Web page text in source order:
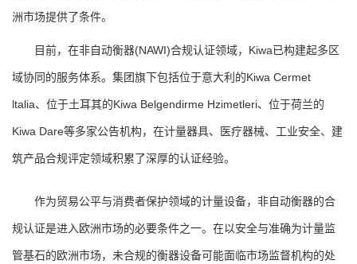
洲市场提供了条件。
目前，在非自动衡器(NAWI)合规认证领域，Kiwa已构建起多区
域协同的服务体系。集团旗下包括位于意大利的Kiwa Cermet
ltalia、位于土耳其的Kiwa Belgendirme Hzimetleri、位于荷兰的
Kiwa Dare等多家公告机构，在计量器具、医疗器械、工业安全、建
筑产品合规评定领域积累了深厚的认证经验。
作为贸易公平与消费者保护领域的计量设备，非自动衡器的合
规认证是进入欧洲市场的必要条件之一。在以安全与准确为计量监
管基石的欧洲市场，未合规的衡器设备可能面临市场监督机构的处